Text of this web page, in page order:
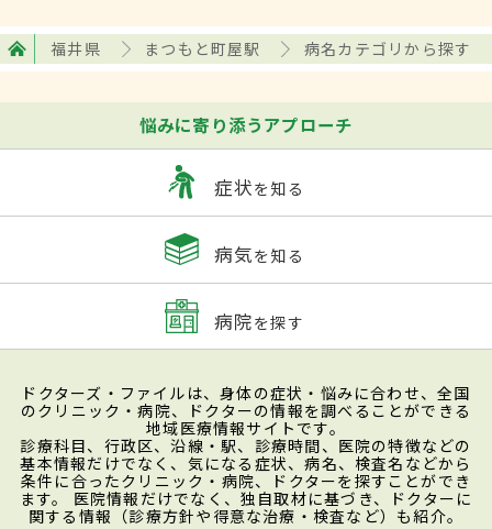
福井県 まつもと町屋駅 病名カテゴリから探す
悩みに寄り添うアプローチ
症状を知る
病気を知る
病院を探す
ドクターズ・ファイルは、身体の症状・悩みに合わせ、全国
のクリニック・病院、ドクターの情報を調べることができる
地域医療情報サイトです。
診療科目、行政区、沿線・駅、診療時間、医院の特徴などの
基本情報だけでなく、気になる症状、病名、検査名などから
条件に合ったクリニック・病院、ドクターを探すことができ
ます。 医院情報だけでなく、独自取材に基づき、ドクターに
関する情報（診療方針や得意な治療・検査など）も紹介。